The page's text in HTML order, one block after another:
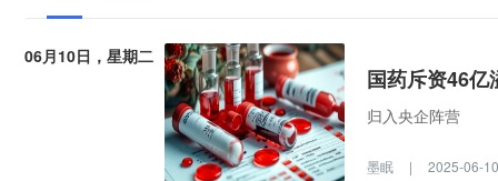
06月10日，星期二
国药斥资46亿
归入央企阵营​
墨眠 | 2025-06-